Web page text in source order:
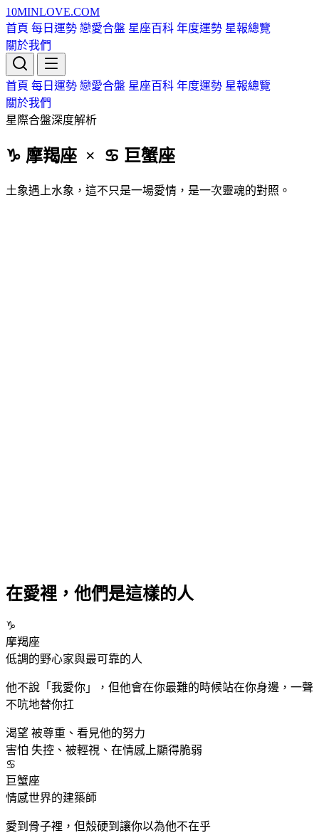
10MINLOVE.COM
首頁 每日運勢 戀愛合盤 星座百科 年度運勢 星報總覽
關於我們
首頁 每日運勢 戀愛合盤 星座百科 年度運勢 星報總覽
關於我們
星際合盤深度解析
♑ 摩羯座 × ♋ 巨蟹座
土象遇上水象，這不只是一場愛情，是一次靈魂的對照。
在愛裡，他們是這樣的人
♑
摩羯座
低調的野心家與最可靠的人
他不說「我愛你」，但他會在你最難的時候站在你身邊，一聲
不吭地替你扛
渴望 被尊重、看見他的努力
害怕 失控、被輕視、在情感上顯得脆弱
♋
巨蟹座
情感世界的建築師
愛到骨子裡，但殼硬到讓你以為他不在乎